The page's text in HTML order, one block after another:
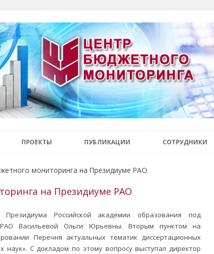
ПРОЕКТЫ ПУБЛИКАЦИИ СОТРУДНИКИ
мониторинга на Президиуме РАО
на Президиуме РАО
Российской академии образования под
РАО Васильевой Ольги Юрьевны. Вторым пунктом на
Перечня актуальных тематик диссертационных
наук». С докладом по этому вопросу выступал директор